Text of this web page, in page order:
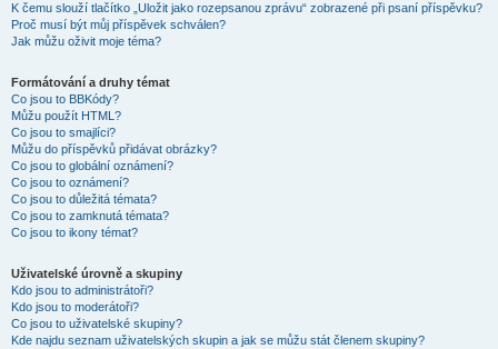
K čemu slouží tlačítko „Uložit jako rozepsanou zprávu“ zobrazené při psaní příspěvku?
Proč musí být můj příspěvek schválen?
Jak můžu oživit moje téma?
Formátování a druhy témat
Co jsou to BBKódy?
Můžu použít HTML?
Co jsou to smajlíci?
Můžu do příspěvků přidávat obrázky?
Co jsou to globální oznámení?
Co jsou to oznámení?
Co jsou to důležitá témata?
Co jsou to zamknutá témata?
Co jsou to ikony témat?
Uživatelské úrovně a skupiny
Kdo jsou to administrátoři?
Kdo jsou to moderátoři?
Co jsou to uživatelské skupiny?
Kde najdu seznam uživatelských skupin a jak se můžu stát členem skupiny?